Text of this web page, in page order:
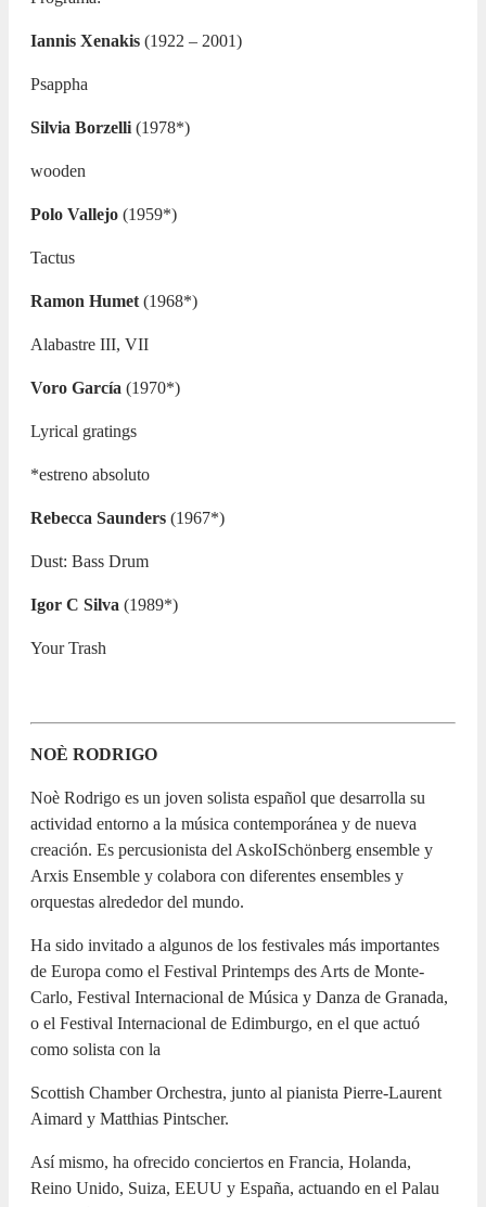
Iannis Xenakis (1922 – 2001)
Psappha
Silvia Borzelli (1978*)
wooden
Polo Vallejo (1959*)
Tactus
Ramon Humet (1968*)
Alabastre III, VII
Voro García (1970*)
Lyrical gratings
*estreno absoluto
Rebecca Saunders (1967*)
Dust: Bass Drum
Igor C Silva (1989*)
Your Trash
NOÈ RODRIGO
Noè Rodrigo es un joven solista español que desarrolla su
actividad entorno a la música contemporánea y de nueva
creación. Es percusionista del AskoISchönberg ensemble y
Arxis Ensemble y colabora con diferentes ensembles y
orquestas alrededor del mundo.
Ha sido invitado a algunos de los festivales más importantes
de Europa como el Festival Printemps des Arts de Monte-
Carlo, Festival Internacional de Música y Danza de Granada,
o el Festival Internacional de Edimburgo, en el que actuó
como solista con la
Scottish Chamber Orchestra, junto al pianista Pierre-Laurent
Aimard y Matthias Pintscher.
Así mismo, ha ofrecido conciertos en Francia, Holanda,
Reino Unido, Suiza, EEUU y España, actuando en el Palau